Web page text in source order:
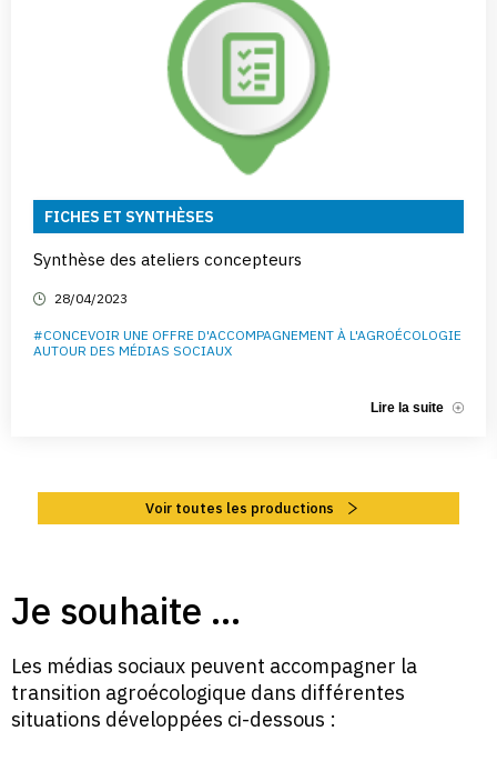
FICHES ET SYNTHÈSES
Synthèse des ateliers concepteurs
28/04/2023
#CONCEVOIR UNE OFFRE D'ACCOMPAGNEMENT À L'AGROÉCOLOGIE
AUTOUR DES MÉDIAS SOCIAUX
Lire la suite
Voir toutes les productions
Je souhaite …
Les médias sociaux peuvent accompagner la
transition agroécologique dans différentes
situations développées ci-dessous :